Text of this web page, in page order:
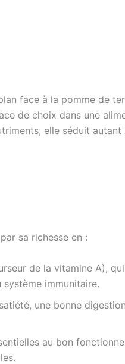
face à la pomme de
de choix dans une
elle séduit
sa richesse en :
de la vitamine A),
immunitaire.
une bonne
au bon